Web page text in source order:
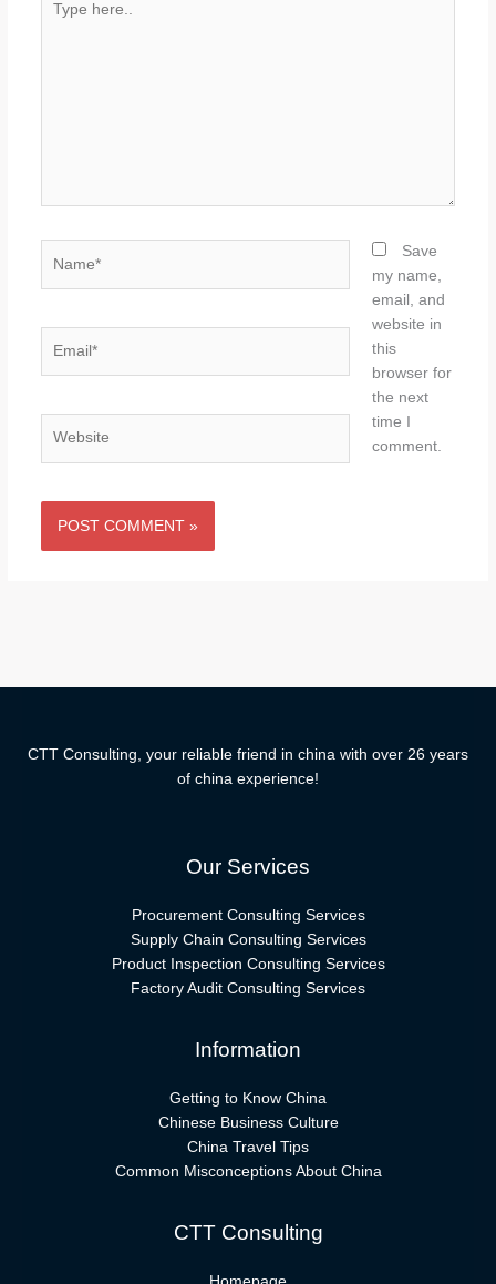
here..
Save
my name,
email, and
website in
this
browser for
the next
time I
comment.
CTT Consulting, your reliable friend in china with over 26 years
of china experience!
Our Services
Procurement Consulting Services
Supply Chain Consulting Services
Product Inspection Consulting Services
Factory Audit Consulting Services
Information
Getting to Know China
Chinese Business Culture
China Travel Tips
Common Misconceptions About China
CTT Consulting